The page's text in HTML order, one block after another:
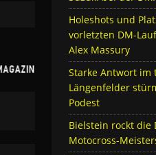
Holeshots und
vorletzten DM-
Alex Massury
Starke Antwort im
Längenfelder
Podest
Bielstein rockt die
Motocross-